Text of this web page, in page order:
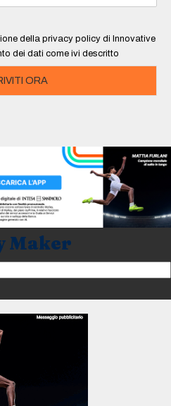
della privacy policy di Innovative
dei dati come ivi descritto
ORA
Maker